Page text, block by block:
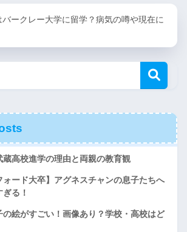
ークレー大学に留学？病気の噂や現在に
蔵高校進学の理由と両親の教育観
ォード大卒】アグネスチャンの息子たちへ
る！
の絵がすごい！画像あり？学校・高校はど